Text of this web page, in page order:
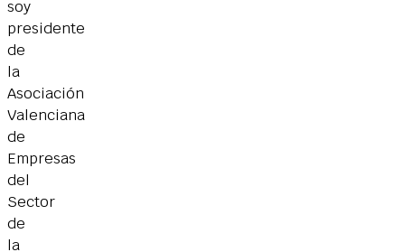
soy
presidente
de
la
Asociación
Valenciana
de
Empresas
del
Sector
de
la